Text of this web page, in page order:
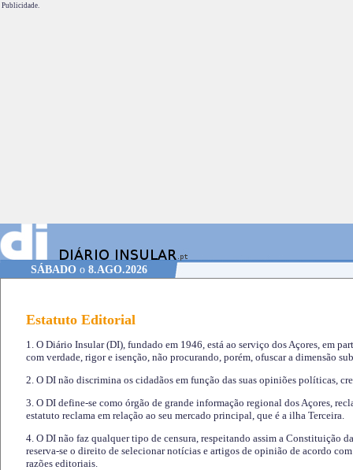
Publicidade.
SÁBADOo 8.AGO.2026
Estatuto Editorial
1. O Diário Insular (DI), fundado em 1946, está ao serviço dos Açores, em
com verdade, rigor e isenção, não procurando, porém, ofuscar a dimensão
2. O DI não discrimina os cidadãos em função das suas opiniões políticas,
3. O DI define-se como órgão de grande informação regional dos Açores,
estatuto reclama em relação ao seu mercado principal, que é a ilha Terceira.
4. O DI não faz qualquer tipo de censura, respeitando assim a Constituição
reserva-se o direito de selecionar notícias e artigos de opinião de acordo
razões editoriais.